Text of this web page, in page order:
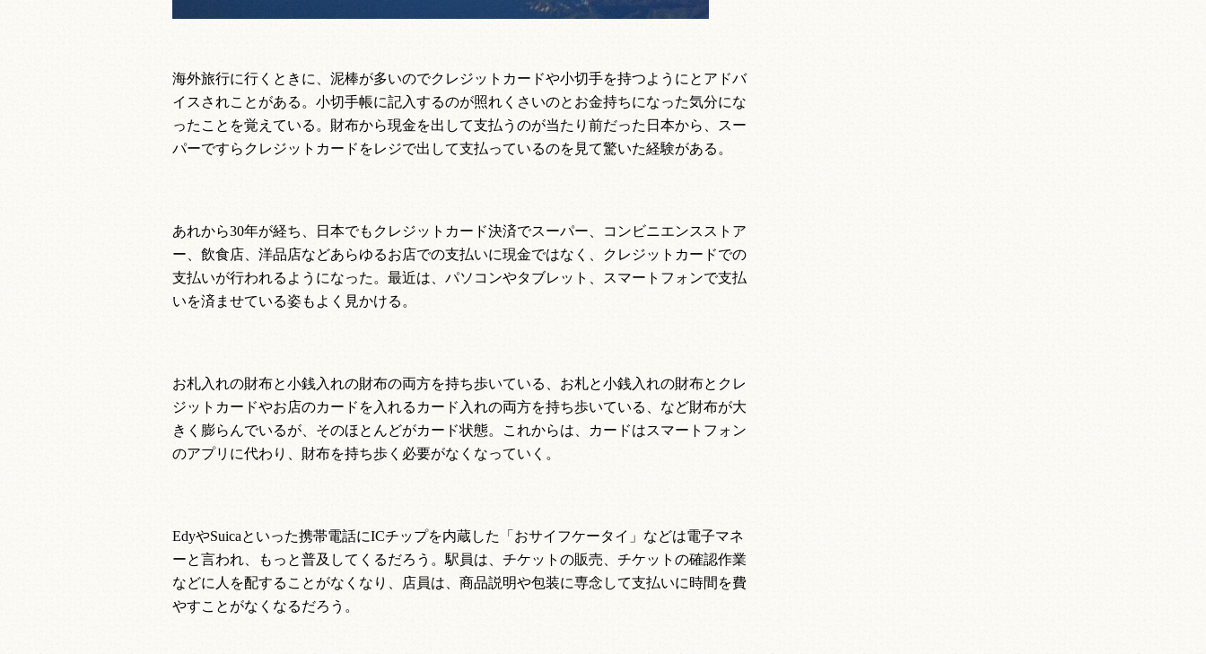
海外旅行に行くときに、泥棒が多いのでクレジットカードや小切手を持つようにとアドバ
イスされことがある。小切手帳に記入するのが照れくさいのとお金持ちになった気分にな
ったことを覚えている。財布から現金を出して支払うのが当たり前だった日本から、スー
パーですらクレジットカードをレジで出して支払っているのを見て驚いた経験がある。
あれから30年が経ち、日本でもクレジットカード決済でスーパー、コンビニエンスストア
ー、飲食店、洋品店などあらゆるお店での支払いに現金ではなく、クレジットカードでの
支払いが行われるようになった。最近は、パソコンやタブレット、スマートフォンで支払
いを済ませている姿もよく見かける。
お札入れの財布と小銭入れの財布の両方を持ち歩いている、お札と小銭入れの財布とクレ
ジットカードやお店のカードを入れるカード入れの両方を持ち歩いている、など財布が大
きく膨らんでいるが、そのほとんどがカード状態。これからは、カードはスマートフォン
のアプリに代わり、財布を持ち歩く必要がなくなっていく。
EdyやSuicaといった携帯電話にICチップを内蔵した「おサイフケータイ」などは電子マネ
ーと言われ、もっと普及してくるだろう。駅員は、チケットの販売、チケットの確認作業
などに人を配することがなくなり、店員は、商品説明や包装に専念して支払いに時間を費
やすことがなくなるだろう。